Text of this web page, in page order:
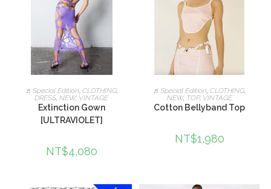
加入購物車
♬Special Edition, CLOTHING,
DRESS,NEW, VINTAGE
Extinction Gown
[ULTRAVIOLET]
NT$4,080
加入購物車
♬Special Edition,CLOTHING,
NEW, TOP, VINTAGE
Cotton Bellyband Top
NT$1,980